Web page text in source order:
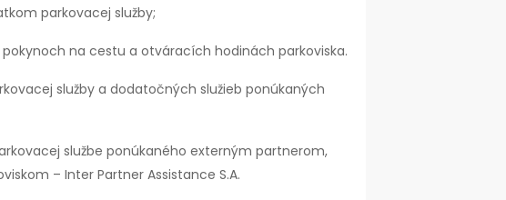
parkovacej služby;
na cestu a otváracích hodinách parkoviska.
služby a dodatočných služieb ponúkaných
službe ponúkaného externým partnerom,
– Inter Partner Assistance S.A.